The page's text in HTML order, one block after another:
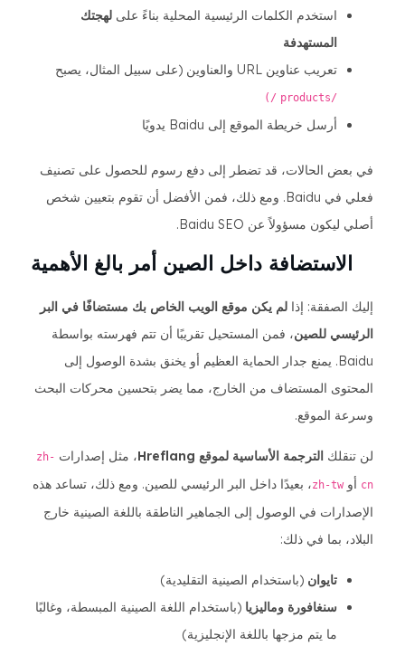
استخدم الكلمات الرئيسية المحلية بناءً على لهجتك
المستهدفة
تعريب عناوين URL والعناوين (على سبيل المثال، يصبح
/products
/)
أرسل خريطة الموقع إلى Baidu يدويًا
في بعض الحالات، قد تضطر إلى دفع رسوم للحصول على تصنيف
فعلي في Baidu. ومع ذلك، فمن الأفضل أن تقوم بتعيين شخص
أصلي ليكون مسؤولاً عن Baidu SEO.
الاستضافة داخل الصين أمر بالغ الأهمية
إليك الصفقة: إذا لم يكن موقع الويب الخاص بك مستضافًا في البر
الرئيسي للصين، فمن المستحيل تقريبًا أن تتم فهرسته بواسطة
Baidu. يمنع جدار الحماية العظيم أو يخنق بشدة الوصول إلى
المحتوى المستضاف من الخارج، مما يضر بتحسين محركات البحث
وسرعة الموقع.
لن تنقلك الترجمة الأساسية لموقع Hreflang ، مثل إصدارات zh-
cn أو zh-tw، بعيدًا داخل البر الرئيسي للصين. ومع ذلك، تساعد هذه
الإصدارات في الوصول إلى الجماهير الناطقة باللغة الصينية خارج
البلاد، بما في ذلك:
تايوان (باستخدام الصينية التقليدية)
سنغافورة وماليزيا (باستخدام اللغة الصينية المبسطة، وغالبًا
ما يتم مزجها باللغة الإنجليزية)